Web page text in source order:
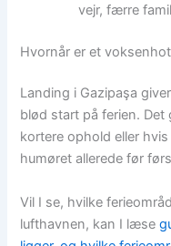
vejr, færre
Hvornår er et
Landing i Gazipaşa
blød start på ferien.
kortere ophold eller
humøret allerede før
Vil I se, hvilke
lufthavnen, kan I læse